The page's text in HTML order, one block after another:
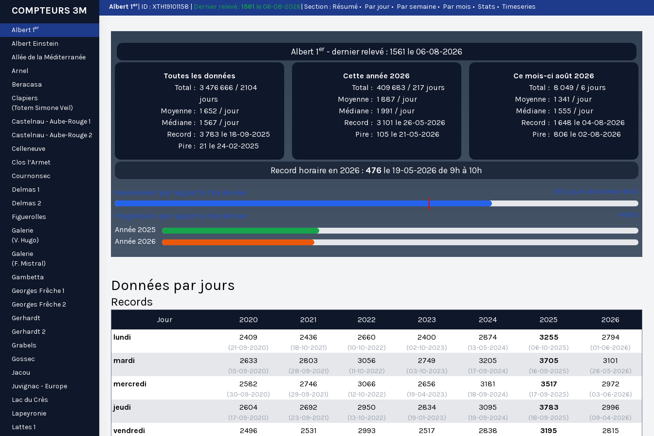
COMPTEURS 3M
Albert 1er
Albert Einstein
Allée de la Méditerranée
Arnel
Beracasa
Clapiers
(Totem Simone Veil)
Castelnau - Aube-Rouge 1
Castelnau - Aube-Rouge 2
Celleneuve
Clos l‘Armet
Cournonsec
Delmas 1
Delmas 2
Figuerolles
Galerie
(V. Hugo)
Galerie
(F. Mistral)
Gambetta
Georges Frêche 1
Georges Frêche 2
Gerhardt
Gerhardt 2
Grabels
Gossec
Jacou
Juvignac - Europe
Lac du Crès
Lapeyronie
Lattes 1
Albert 1er| ID : XTH19101158 | Dernier relevé : 1561 le 06-08-2026| Section : Résumé• Par jour• Par semaine• Par mois • Stats • Timeseries
Albert 1er- dernier relevé : 1561 le 06-08-2026
Toutes les données
Total : 3 476 666 / 2104
jours
Moyenne : 1 652 / jour
Médiane : 1 567 / jour
Record : 3 783 le 18-09-2025
Pire : 21 le 24-02-2025
Cette année 2026
Total : 409 683 / 217 jours
Moyenne : 1 887 / jour
Médiane : 1 991 / jour
Record : 3 101 le 26-05-2026
Pire : 105 le 21-05-2026
Ce mois-ci août 2026
Total : 8 049 / 6 jours
Moyenne : 1 341 / jour
Médiane : 1 555 / jour
Record : 1 648 le 04-08-2026
Pire : 806 le 02-08-2026
Record horaire en 2026 : 476 le 19-05-2026 de 9h à 10h
Avancement par rapport à l'an dernier 72% (jours de l'année : 60%)
Progression par rapport à l'an dernier -14050
Année 2025
Année 2026
Données par jours
Records
Jour 2020 2021 2022 2023 2024 2025
2026
lundi
2409
(21-09-2020)
2436
(18-10-2021)
2660
(10-10-2022)
2400
(02-10-2023)
2874
(13-05-2024)
3255
(06-10-2025)
2794
(01-06-2026)
mardi 2633
(15-09-2020)
2803
(28-09-2021)
3056
(11-10-2022)
2749
(03-10-2023)
3205
(17-09-2024)
3705
(16-09-2025)
3101
(26-05-2026)
mercredi 2582
(30-09-2020)
2746
(29-09-2021)
3066
(12-10-2022)
2656
(19-04-2023)
3181
(18-09-2024)
3517
(17-09-2025)
2972
(03-06-2026)
jeudi 2604
(17-09-2020)
2692
(23-09-2021)
2950
(13-10-2022)
2834
(19-01-2023)
3095
(19-09-2024)
3783
(18-09-2025)
2996
(09-04-2026)
vendredi 2496 2531 2993 2517 2838 3195 2815